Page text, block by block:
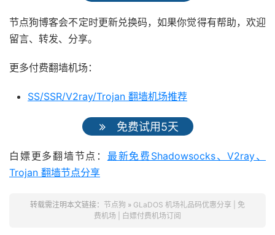
节点狗博客会不定时更新兑换码，如果你觉得有帮助，欢迎
留言、转发、分享。
更多付费翻墙机场：
SS/SSR/V2ray/Trojan 翻墙机场推荐
免费试用5天
白嫖更多翻墙节点： 最新免费Shadowsocks、V2ray、
Trojan 翻墙节点分享
转载需注明本文链接： 节点狗 » GLaDOS 机场礼品码优惠分享 | 免
费机场 | 白嫖付费机场订阅